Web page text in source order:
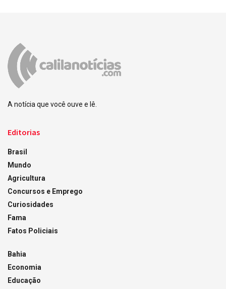
A notícia que você ouve e lê.
Editorias
Brasil
Mundo
Agricultura
Concursos e Emprego
Curiosidades
Fama
Fatos Policiais
Bahia
Economia
Educação